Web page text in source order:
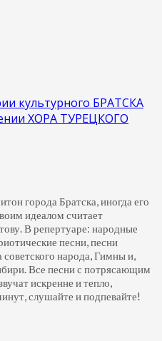
культурного БРАТСКА
ХОРА ТУРЕЦКОГО
города Братска, иногда его
идеалом считает
В репертуаре: народные
песни, песни
народа, Гимны и,
Все песни с потрясающим
искренне и тепло,
слушайте и подпевайте!